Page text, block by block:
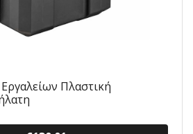
Πλαστική